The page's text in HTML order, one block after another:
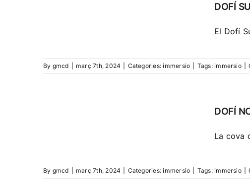
DOFÍ
El Dofí
By gmcd març 7th, 2024 Categories:immersio Tags:immersio
DOFÍ
La cova
By gmcd març 7th, 2024 Categories:immersio Tags:immersio